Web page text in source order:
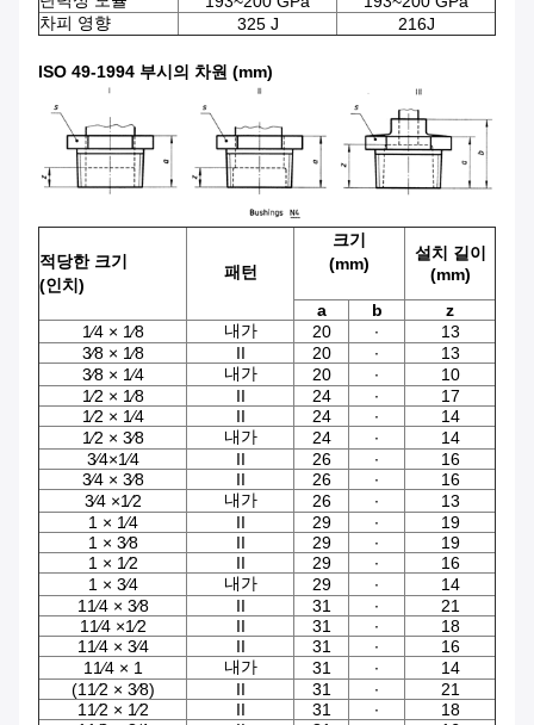
차피 영향
325 J 216J
ISO 49-1994 부시의 차원 (mm)
적당한 크기
(인치)
패턴
크기
(mm)
설치 길이
(mm)
a
b
z
1⁄4 × 1⁄8
내가 20 ∙
13
3⁄8 × 1⁄8
II 20 ∙
13
3⁄8 × 1⁄4
내가 20 ∙
10
1⁄2 × 1⁄8
II 24 ∙
17
1⁄2 × 1⁄4
II 24 ∙
14
1⁄2 × 3⁄8
내가 24 ∙
14
3⁄4×1⁄4
II 26 ∙
16
3⁄4 × 3⁄8
II 26 ∙
16
3⁄4 ×1⁄2
내가 26 ∙
13
1 × 1⁄4
II 29 ∙
19
1 × 3⁄8
II 29 ∙
19
1 × 1⁄2
II 29 ∙
16
1 × 3⁄4
내가 29 ∙
14
11⁄4 × 3⁄8
II 31 ∙
21
11⁄4 ×1⁄2
II 31 ∙
18
11⁄4 × 3⁄4
II 31 ∙
16
11⁄4 × 1
내가 31 ∙
14
(11⁄2 × 3⁄8)
II 31 ∙
21
11⁄2 × 1⁄2
II 31 ∙
18